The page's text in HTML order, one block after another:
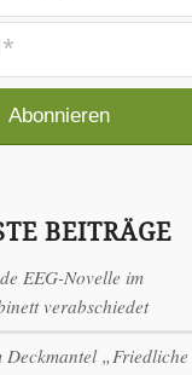
BEITRÄGE
EEG-Novelle im
verabschiedet
Deckmantel „Friedliche